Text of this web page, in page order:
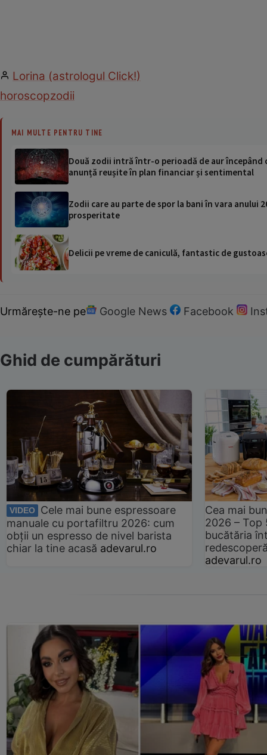
Lorina (astrologul Click!)
horoscopzodii
MAI MULTE PENTRU TINE
Două zodii intră într-o perioadă de aur începând
anunță reușite în plan financiar și sentimental
Zodii care au parte de spor la bani în vara anului
prosperitate
Delicii pe vreme de caniculă, fantastic de
Urmărește-ne pe Google News Facebook
Ghid de cumpărături
VIDEO
Cele mai bune espressoare
manuale cu portafiltru 2026: cum
obții un espresso de nivel barista
chiar la tine acasă adevarul.ro
Cea mai
2026 –
bucătăria
adevarul.ro